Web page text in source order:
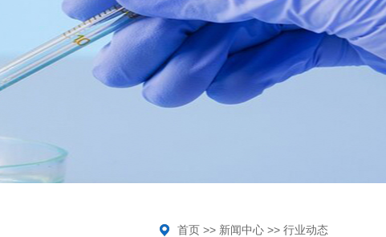
首页 >> 新闻中心 >> 行业动态